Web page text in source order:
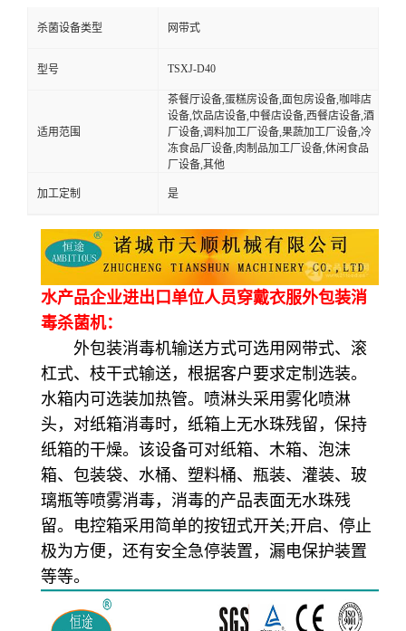
杀菌设备类型 网带式
型号 TSXJ-D40
适用范围
茶餐厅设备,蛋糕房设备,面包房设备,咖啡店
设备,饮品店设备,中餐店设备,西餐店设备,酒
厂设备,调料加工厂设备,果蔬加工厂设备,冷
冻食品厂设备,肉制品加工厂设备,休闲食品
厂设备,其他
加工定制 是
水产品企业进出口单位人员穿戴衣服外包装消
毒杀菌机：
外包装消毒机输送方式可选用网带式、滚
杠式、枝干式输送，根据客户要求定制选装。
水箱内可选装加热管。喷淋头采用雾化喷淋
头，对纸箱消毒时，纸箱上无水珠残留，保持
纸箱的干燥。该设备可对纸箱、木箱、泡沫
箱、包装袋、水桶、塑料桶、瓶装、灌装、玻
璃瓶等喷雾消毒，消毒的产品表面无水珠残
留。电控箱采用简单的按钮式开关;开启、停止
极为方便，还有安全急停装置，漏电保护装置
等等。